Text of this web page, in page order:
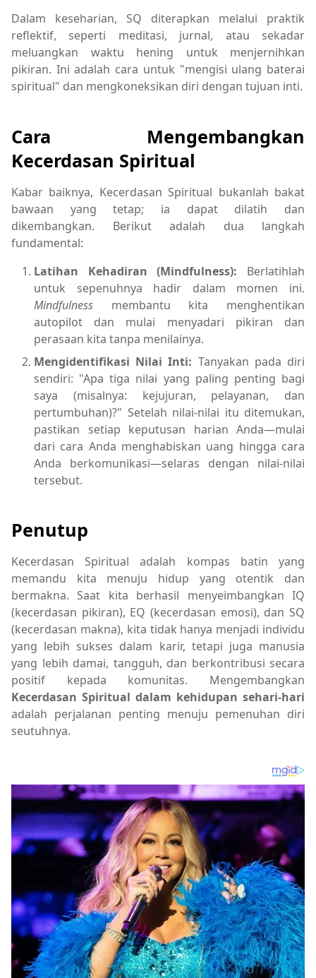
Dalam keseharian, SQ diterapkan melalui praktik
reflektif, seperti meditasi, jurnal, atau sekadar
meluangkan waktu hening untuk menjernihkan
pikiran. Ini adalah cara untuk "mengisi ulang baterai
spiritual" dan mengkoneksikan diri dengan tujuan inti.
Cara Mengembangkan
Kecerdasan Spiritual
Kabar baiknya, Kecerdasan Spiritual bukanlah bakat
bawaan yang tetap; ia dapat dilatih dan
dikembangkan. Berikut adalah dua langkah
fundamental:
Latihan Kehadiran (Mindfulness): Berlatihlah
untuk sepenuhnya hadir dalam momen ini.
Mindfulness membantu kita menghentikan
autopilot dan mulai menyadari pikiran dan
perasaan kita tanpa menilainya.
Mengidentifikasi Nilai Inti: Tanyakan pada diri
sendiri: "Apa tiga nilai yang paling penting bagi
saya (misalnya: kejujuran, pelayanan, dan
pertumbuhan)?" Setelah nilai-nilai itu ditemukan,
pastikan setiap keputusan harian Anda—mulai
dari cara Anda menghabiskan uang hingga cara
Anda berkomunikasi—selaras dengan nilai-nilai
tersebut.
Penutup
Kecerdasan Spiritual adalah kompas batin yang
memandu kita menuju hidup yang otentik dan
bermakna. Saat kita berhasil menyeimbangkan IQ
(kecerdasan pikiran), EQ (kecerdasan emosi), dan SQ
(kecerdasan makna), kita tidak hanya menjadi individu
yang lebih sukses dalam karir, tetapi juga manusia
yang lebih damai, tangguh, dan berkontribusi secara
positif kepada komunitas. Mengembangkan
Kecerdasan Spiritual dalam kehidupan sehari-hari
adalah perjalanan penting menuju pemenuhan diri
seutuhnya.